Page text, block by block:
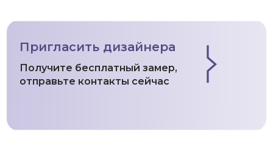
Пригласить дизайнера
Получите бесплатный замер,
отправьте контакты сейчас